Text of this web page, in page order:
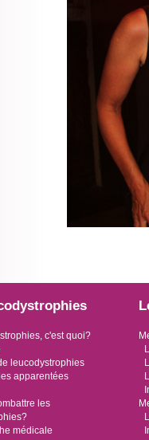
c'est quoi?
leucodystrophies
apparentées
les
médicale